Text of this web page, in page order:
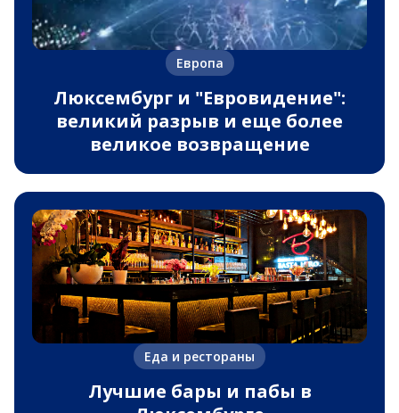
Европа
Люксембург и "Евровидение":
великий разрыв и еще более
великое возвращение
Еда и рестораны
Лучшие бары и пабы в